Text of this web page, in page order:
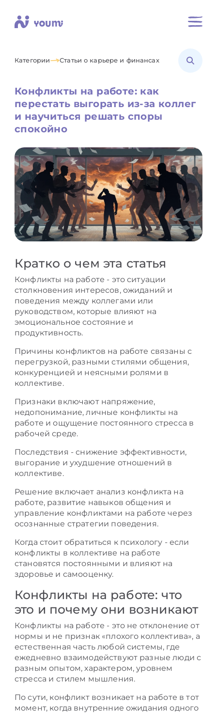
Категории Статьи о карьере и финансах
Конфликты на работе: как
перестать выгорать из-за коллег
и научиться решать споры
спокойно
Кратко о чем эта статья
Конфликты на работе - это ситуации
столкновения интересов, ожиданий и
поведения между коллегами или
руководством, которые влияют на
эмоциональное состояние и
продуктивность.
Причины конфликтов на работе связаны с
перегрузкой, разными стилями общения,
конкуренцией и неясными ролями в
коллективе.
Признаки включают напряжение,
недопонимание, личные конфликты на
работе и ощущение постоянного стресса в
рабочей среде.
Последствия - снижение эффективности,
выгорание и ухудшение отношений в
коллективе.
Решение включает анализ конфликта на
работе, развитие навыков общения и
управление конфликтами на работе через
осознанные стратегии поведения.
Когда стоит обратиться к психологу - если
конфликты в коллективе на работе
становятся постоянными и влияют на
здоровье и самооценку.
Конфликты на работе: что
это и почему они возникают
Конфликты на работе - это не отклонение от
нормы и не признак «плохого коллектива», а
естественная часть любой системы, где
ежедневно взаимодействуют разные люди с
разным опытом, характером, уровнем
стресса и стилем мышления.
По сути, конфликт возникает на работе в тот
момент, когда внутренние ожидания одного